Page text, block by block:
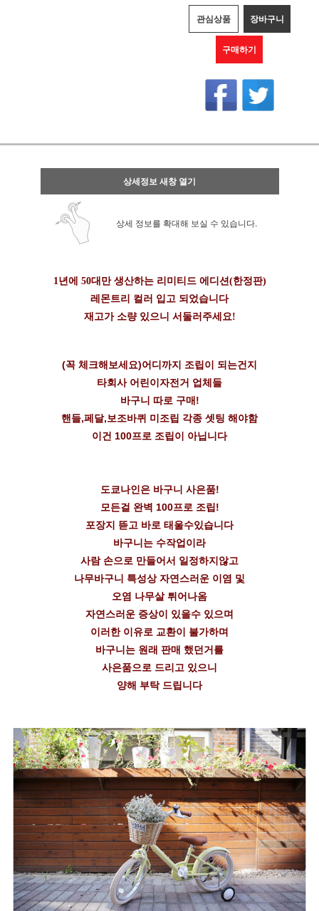
관심상품 장바구니
구매하기
상세정보 새창 열기
상세 정보를 확대해 보실 수 있습니다.
1년에 50대만 생산하는 리미티드 에디션(한정판)
레몬트리 컬러 입고 되었습니다
재고가 소량 있으니 서둘러주세요!
(꼭 체크해보세요)어디까지 조립이 되는건지
타회사 어린이자전거 업체들
바구니 따로 구매!
핸들,페달,보조바퀴 미조립 각종 셋팅 해야함
이건 100프로 조립이 아닙니다
도쿄나인은 바구니 사은품!
모든걸 완벽 100프로 조립!
포장지 뜯고 바로 태울수있습니다
바구니는 수작업이라
사람 손으로 만들어서 일정하지않고
나무바구니 특성상 자연스러운 이염 및
오염 나무살 튀어나옴
자연스러운 증상이 있을수 있으며
이러한 이유로 교환이 불가하며
바구니는 원래 판매 했던거를
사은품으로 드리고 있으니
양해 부탁 드립니다